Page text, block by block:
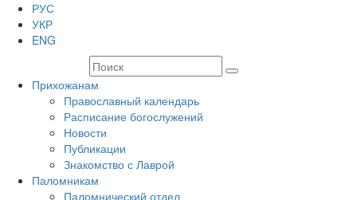
РУС
УКР
ENG
Прихожанам
Православный календарь
Расписание богослужений
Новости
Публикации
Знакомство с Лаврой
Паломникам
Паломнический отдел